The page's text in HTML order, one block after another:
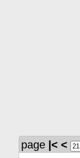
page |< <